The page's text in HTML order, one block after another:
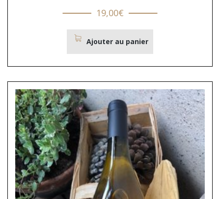
19,00€
Ajouter au panier